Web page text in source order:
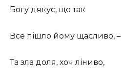
Богу дякує, що так
Все пішло йому щасливо, –
Та зла доля, хоч ліниво,